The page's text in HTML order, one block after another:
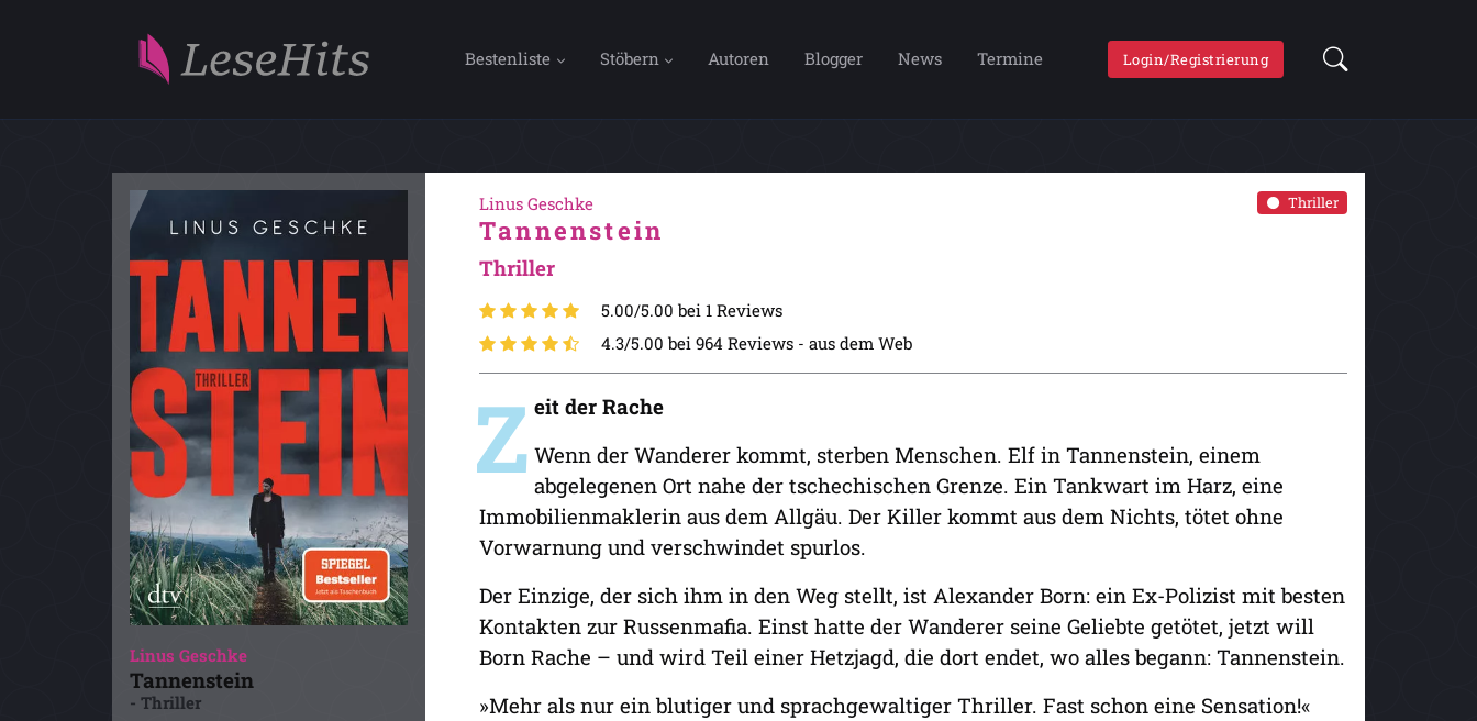
Bestenliste Stöbern Autoren Blogger News Termine Login/Registrierung
Linus Geschke
Tannenstein
- Thriller
Thriller
Linus Geschke
Tannenstein
Thriller
5.00/5.00 bei 1 Reviews
4.3/5.00 bei 964 Reviews - aus dem Web
Z eit der Rache
Wenn der Wanderer kommt, sterben Menschen. Elf in Tannenstein, einem
abgelegenen Ort nahe der tschechischen Grenze. Ein Tankwart im Harz, eine
Immobilienmaklerin aus dem Allgäu. Der Killer kommt aus dem Nichts, tötet ohne
Vorwarnung und verschwindet spurlos.
Der Einzige, der sich ihm in den Weg stellt, ist Alexander Born: ein Ex-Polizist mit besten
Kontakten zur Russenmafia. Einst hatte der Wanderer seine Geliebte getötet, jetzt will
Born Rache – und wird Teil einer Hetzjagd, die dort endet, wo alles begann: Tannenstein.
»Mehr als nur ein blutiger und sprachgewaltiger Thriller. Fast schon eine Sensation!«